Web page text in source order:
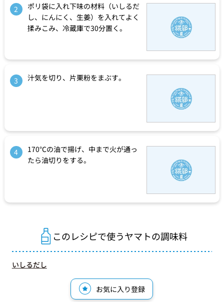
2
ポリ袋に入れ下味の材料（いしるだ
し、にんにく、生姜）を入れてよく
揉みこみ、冷蔵庫で30分置く。
3 汁気を切り、片栗粉をまぶす。
4
170℃の油で揚げ、中まで火が通っ
たら油切りをする。
このレシピで使うヤマトの調味料
いしるだし
お気に入り登録